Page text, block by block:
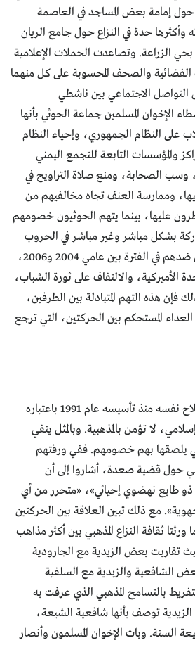
حول إمامة بعض المساجد في العاصمة
وأكثرها حدة في النزاع حول جامع الريان
الزراعة. وتصاعدت الحملات الإعلامية
الفضائية والصحف المحسوبة على كل منهما
التواصل الاجتماعي بين ناشطي
الإخوان المسلمين جماعة الحوثي بأنها
على النظام الجمهوري، وإحياء النظام
والمؤسسات التابعة للتجمع اليمني
وسب الصحابة، ومنع صلاة التراويح في
وممارسة العنف تجاه مخالفيهم من
عليها، بينما يتهم الحوثيون خصومهم
بشكل مباشر وغير مباشر في الحروب
الست التي خاضها الجيش ضدهم في الفترة بين عامي 2004 و2006،
الأميركية، والالتفاف على ثورة الشباب،
فإن هذه التهم المتبادلة بين الطرفين،
المستحكم بين الحركتين، التي ترجع
يقدم التجمع اليمني للإصلاح نفسه منذ تأسيسه عام 1991 باعتباره
لا تؤمن بالمذهبية. وبالمثل ينفي
يلصقها بهم خصومهم. ففي ورقتهم
حول قضية صعدة، أشاروا إلى أن
طابع نهضوي إحيائي»، «متحرر من أي
مع ذلك تبين العلاقة بين الحركتين
ورثتا ثقافة النزاع المذهبي بين أكثر مذاهب
تقاربت بعض الزيدية مع الجارودية
الشافعية والزيدية مع السلفية
بالتسامح المذهبي الذي عرفت به
توصف بأنها شافعية الشيعة،
السنة. وبات الإخوان المسلمون وأنصار